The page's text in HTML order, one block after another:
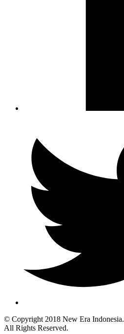
© Copyright 2018 New Era Indonesia.
All Rights Reserved.